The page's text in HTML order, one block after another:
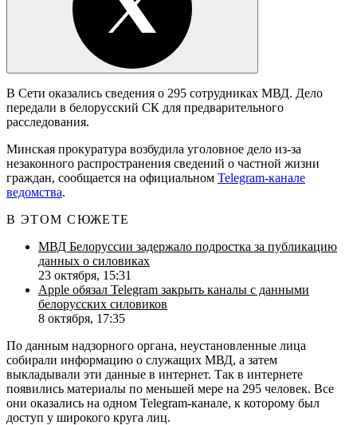
В Сети оказались сведения о 295 сотрудниках МВД. Дело
передали в белорусский СК для предварительного
расследования.
Минская прокуратура возбудила уголовное дело из-за
незаконного распространения сведений о частной жизни
граждан, сообщается на официальном Telegram-канале
ведомства.
В ЭТОМ СЮЖЕТЕ
МВД Белоруссии задержало подростка за публикацию
данных о силовиках
23 октября, 15:31
Apple обязал Telegram закрыть каналы с данными
белорусских силовиков
8 октября, 17:35
По данным надзорного органа, неустановленные лица
собирали информацию о служащих МВД, а затем
выкладывали эти данные в интернет. Так в интернете
появились материалы по меньшей мере на 295 человек. Все
они оказались на одном Telegram-канале, к которому был
доступ у широкого круга лиц.